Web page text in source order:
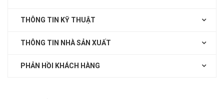
THÔNG TIN KỸ THUẬT
THÔNG TIN NHÀ SẢN XUẤT
PHẢN HỒI KHÁCH HÀNG